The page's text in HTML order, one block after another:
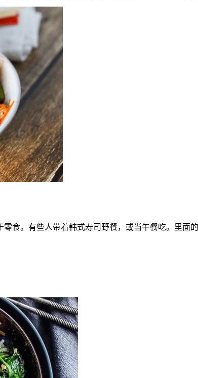
食。有些人带着韩式寿司野餐，或当午餐吃。里面